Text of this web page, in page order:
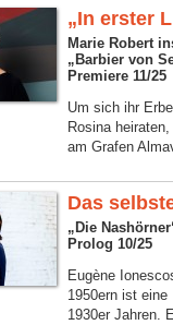
„In erster
Marie Robert
„Barbier von
Premiere 11/25
Um sich ihr
Rosina
am Grafen
Das
„Die
Prolog 10/25
Eugène
1950ern ist
1930er Jahren.